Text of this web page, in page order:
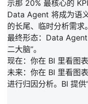
示那 20% 最核心的 KPI
Data Agent 将成为语
的长尾、临时分析需求。
最终形态： Data Agent
二大脑”。
现在： 你在 BI 里看图
未来： 你在 BI 里看图
进行归因分析。 BI 提供